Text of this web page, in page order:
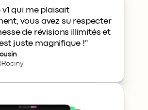
v1 qui me plaisait
vous avez su respecter
de révisions illimités et
juste magnifique !"